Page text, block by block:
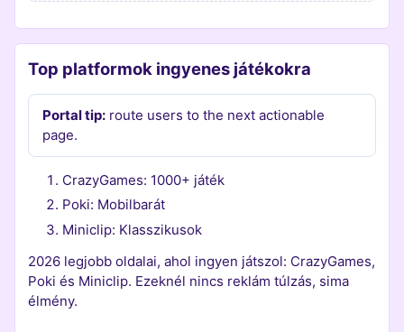
Top platformok ingyenes játékokra
Portal tip:route users to the next actionable
page.
CrazyGames: 1000+ játék
Poki: Mobilbarát
Miniclip: Klasszikusok
2026 legjobb oldalai, ahol ingyen játszol: CrazyGames,
Poki és Miniclip. Ezeknél nincs reklám túlzás, sima
élmény.